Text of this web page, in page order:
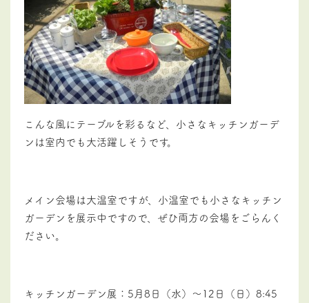
こんな風にテーブルを彩るなど、小さなキッチンガーデ
ンは室内でも大活躍しそうです。
メイン会場は大温室ですが、小温室でも小さなキッチン
ガーデンを展示中ですので、ぜひ両方の会場をごらんく
ださい。
キッチンガーデン展：5月8日（水）～12日（日）8:45